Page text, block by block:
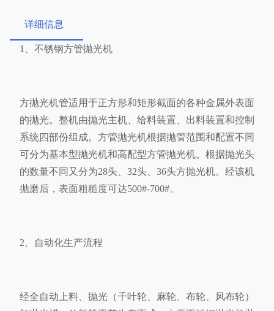
详细信息
1 、不锈钢方管抛光机
方抛光机管适用于正方形和矩形截面的各种金属外表面
的抛光。整机由抛光主机、给料装置、出料装置和控制
系统四部份组成。方管抛光机根据抛管范围和配置不同
可分为基本型抛光机和高配型方管抛光机。根据抛光头
的数量不同又分为28头、32头、36头方抛光机。经该机
抛磨后，表面粗糙度可达500#-700#。
2 、自动化生产流程
经全自动上料、抛光（千叶轮、麻轮、布轮、风布轮）